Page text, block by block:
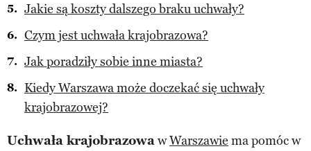
Jakie są koszty dalszego braku uchwały?
Czym jest uchwała krajobrazowa?
Jak poradziły sobie inne miasta?
Kiedy Warszawa może doczekać się uchwały
krajobrazowej?
Uchwała krajobrazowawWarszawie ma pomóc w